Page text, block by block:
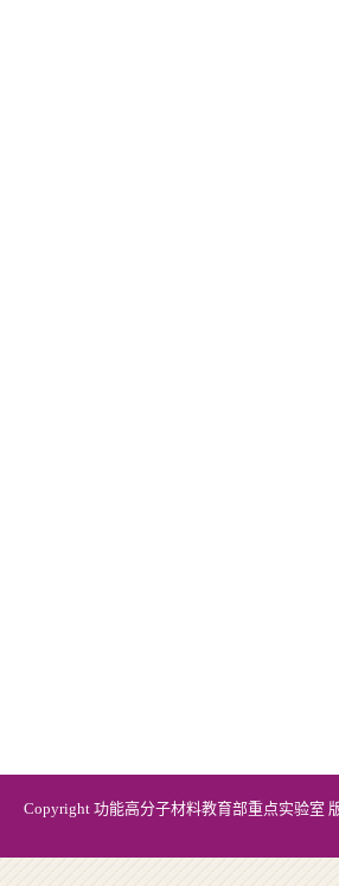
Copyright 功能高分子材料教育部重点实验室